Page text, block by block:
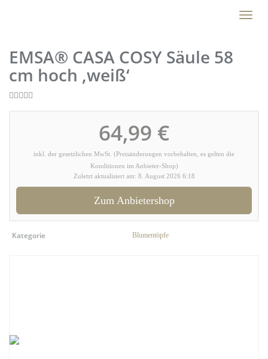
Toggle
EMSA® CASA COSY Säule 58
cm hoch ‚weiß‘
64,99 €
inkl. der gesetzlichen MwSt. (Preisänderungen vorbehalten, es gelten die
Konditionen im Anbieter-Shop)
Zuletzt aktualisiert am: 8. August 2026 6:18
Zum Anbietershop
Kategorie Blumentöpfe